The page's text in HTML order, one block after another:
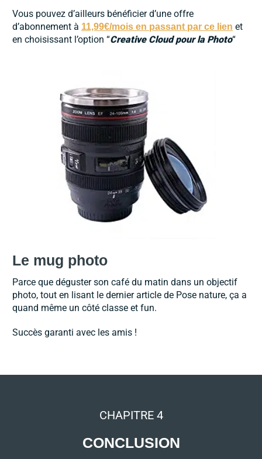
Vous pouvez d’ailleurs bénéficier d’une offre
d’abonnement à 11,99€/mois en passant par ce lien et
en choisissant l’option “Creative Cloud pour la Photo“
Le mug photo
Parce que déguster son café du matin dans un objectif
photo, tout en lisant le dernier article de Pose nature, ça a
quand même un côté classe et fun.
Succès garanti avec les amis !
CHAPITRE 4
CONCLUSION